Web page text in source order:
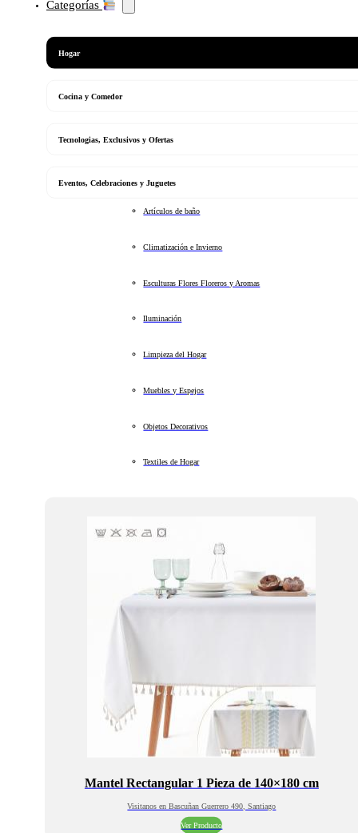
Categorías
Hogar
Cocina y Comedor
Tecnologias, Exclusivos y Ofertas
Eventos, Celebraciones y Juguetes
Artículos de baño
Climatización e Invierno
Esculturas Flores Floreros y Aromas
Iluminación
Limpieza del Hogar
Muebles y Espejos
Objetos Decorativos
Textiles de Hogar
Mantel Rectangular 1 Pieza de 140×180 cm
Visitanos en Bascuñan Guerrero 490, Santiago
Ver Producto